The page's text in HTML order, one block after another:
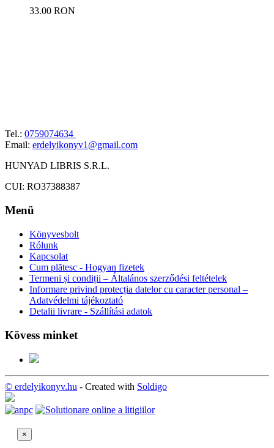
33.00 RON
Tel.: 0759074634
Email: erdelyikonyv1@gmail.com
HUNYAD LIBRIS S.R.L.
CUI: RO37388387
Menü
Könyvesbolt
Rólunk
Kapcsolat
Cum plătesc - Hogyan fizetek
Termeni și condiții – Általános szerződési feltételek
Informare privind protecția datelor cu caracter personal –
Adatvédelmi tájékoztató
Detalii livrare - Szállítási adatok
Kövess minket
© erdelyikonyv.hu - Created with Soldigo
×